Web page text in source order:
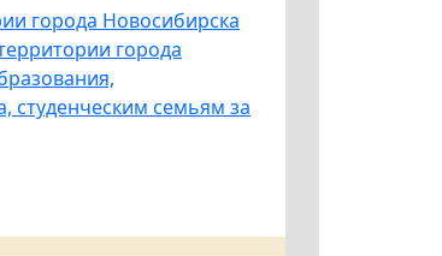
города Новосибирска
города
студенческим семьям за